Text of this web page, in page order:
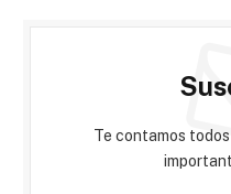
Te contamos